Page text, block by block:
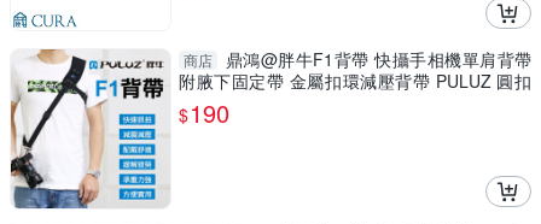
商店
鼎鴻@胖牛F1背帶 快攝手相機單肩背帶
附腋下固定帶 金屬扣環減壓背帶 PULUZ 圓扣
單眼相機背帶
$190